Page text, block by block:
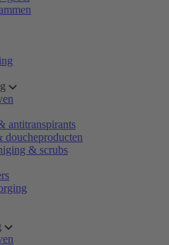
antitranspirants
doucheproducten
& scrubs